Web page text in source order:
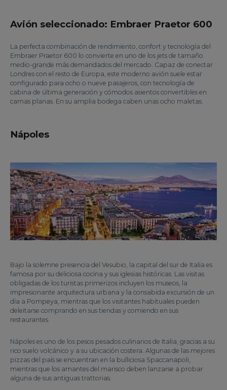
Avión seleccionado: Embraer Praetor 600
La perfecta combinación de rendimiento, confort y tecnología del
Embraer Praetor 600 lo convierte en uno de los jets de tamaño
medio-grande más demandados del mercado. Capaz de conectar
Londres con el resto de Europa, este moderno avión suele estar
configurado para ocho o nueve pasajeros, con tecnología de
cabina de última generación y cómodos asientos convertibles en
camas planas. En su amplia bodega caben unas ocho maletas.
Nápoles
Bajo la solemne presencia del Vesubio, la capital del sur de Italia es
famosa por su deliciosa cocina y sus iglesias históricas. Las visitas
obligadas de los turistas primerizos incluyen los museos, la
impresionante arquitectura urbana y la consabida excursión de un
día a Pompeya, mientras que los visitantes habituales pueden
deleitarse comprando en sus tiendas y comiendo en sus
restaurantes.
Nápoles es uno de los pesos pesados culinarios de Italia, gracias a su
rico suelo volcánico y a su ubicación costera. Algunas de las mejores
pizzas del país se encuentran en la bulliciosa Spaccanapoli,
mientras que los amantes del marisco deben lanzarse a probar
alguna de sus antiguas trattorias.